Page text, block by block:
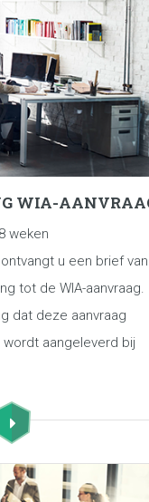
WIA-
weken
u een brief van
tot de WIA-aanvraag.
dat deze aanvraag
aangeleverd bij